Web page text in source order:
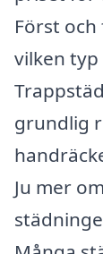
Först
vilken typ
grundlig
Ju mer